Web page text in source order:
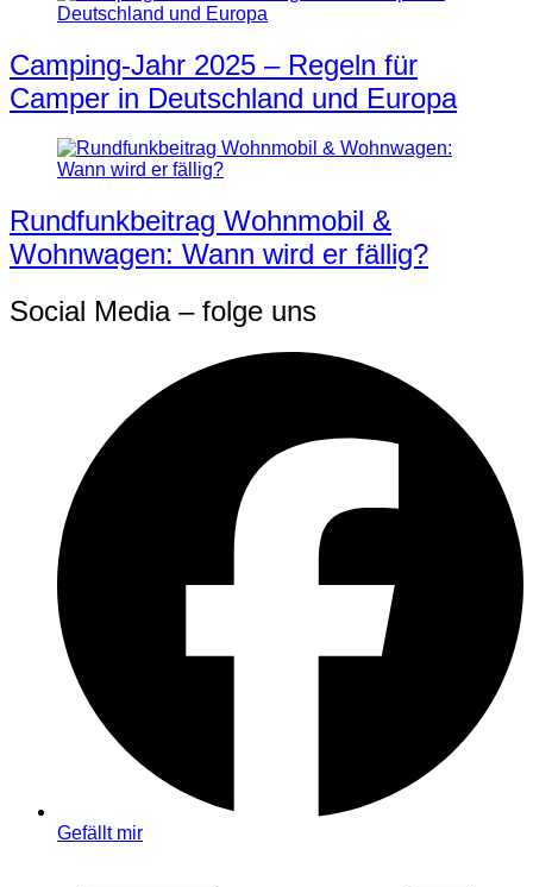
Camping-Jahr 2025 – Regeln für
Camper in Deutschland und Europa
Rundfunkbeitrag Wohnmobil &
Wohnwagen: Wann wird er fällig?
Social Media – folge uns
Gefällt mir